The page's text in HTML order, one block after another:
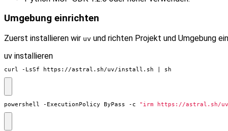
Umgebung einrichten
Zuerst installieren wir uv und richten Projekt und Umgebung
uv installieren
curl -LsSf https://astral.sh/uv/install.sh sh
powershell -ExecutionPolicy ByPass -c "irm https://astral.sh/